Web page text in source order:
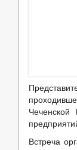
Чеченской
Встреча